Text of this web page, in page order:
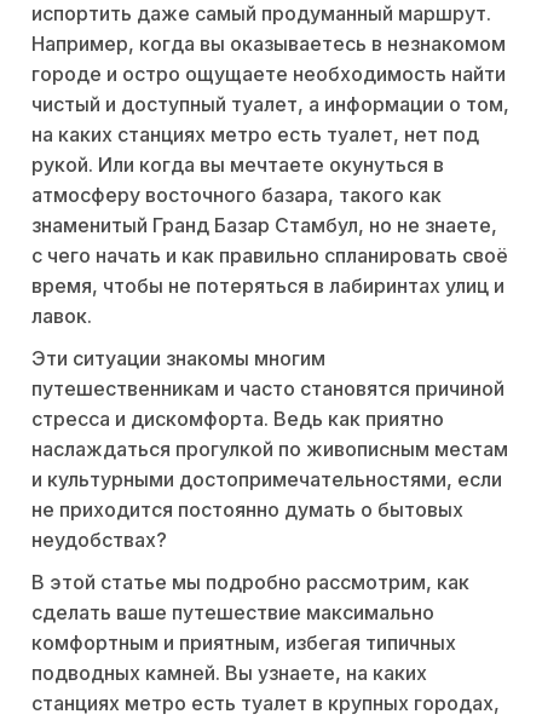
испортить даже самый продуманный маршрут.
Например, когда вы оказываетесь в незнакомом
городе и остро ощущаете необходимость найти
чистый и доступный туалет, а информации о том,
на каких станциях метро есть туалет, нет под
рукой. Или когда вы мечтаете окунуться в
атмосферу восточного базара, такого как
знаменитый Гранд Базар Стамбул, но не знаете,
с чего начать и как правильно спланировать своё
время, чтобы не потеряться в лабиринтах улиц и
лавок.
Эти ситуации знакомы многим
путешественникам и часто становятся причиной
стресса и дискомфорта. Ведь как приятно
наслаждаться прогулкой по живописным местам
и культурными достопримечательностями, если
не приходится постоянно думать о бытовых
неудобствах?
В этой статье мы подробно рассмотрим, как
сделать ваше путешествие максимально
комфортным и приятным, избегая типичных
подводных камней. Вы узнаете, на каких
станциях метро есть туалет в крупных городах,